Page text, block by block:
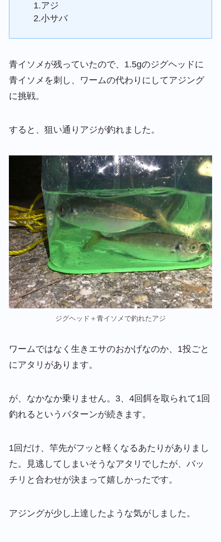
1.アジ
2.小サバ
青イソメが残っていたので、1.5gのジグヘッドに
青イソメを刺し、ワームの代わりにしてアジング
に挑戦。
すると、狙い通りアジが釣れました。
ジグヘッド＋青イソメで釣れたアジ
ワームではなく生きエサのおかげなのか、1投ごと
にアタリがあります。
が、なかなか乗りません。3、4回餌を取られて1回
釣れるというパターンが続きます。
1回だけ、竿先がフッと軽くなるあたりがありまし
た。見逃してしまいそうなアタリでしたが、バッ
チリと合わせが決まって嬉しかったです。
アジングが少し上達したような気がしました。